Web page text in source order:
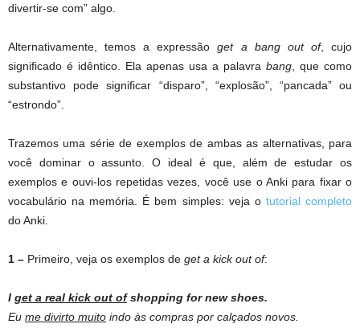
divertir-se com” algo.
Alternativamente, temos a expressãoget a bang out of, cujo
significado é idêntico. Ela apenas usa a palavra bang , que como
substantivo pode significar “disparo”, “explosão”, “pancada” ou
“estrondo”.
Trazemos uma série de exemplos de ambas as alternativas, para
você dominar o assunto. O ideal é que, além de estudar os
exemplos e ouvi-los repetidas vezes, você use o Anki para fixar o
vocabulário na memória. É bem simples: veja o tutorial completo
do Anki.
1 – Primeiro, veja os exemplos de get a kick out of:
I get a real kick out ofshopping for new shoes.
Eu me divirto muito indo às compras por calçados novos.